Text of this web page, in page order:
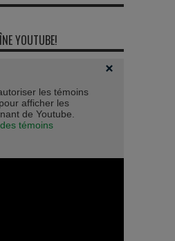
YOUTUBE!
les témoins
afficher les
de Youtube.
témoins